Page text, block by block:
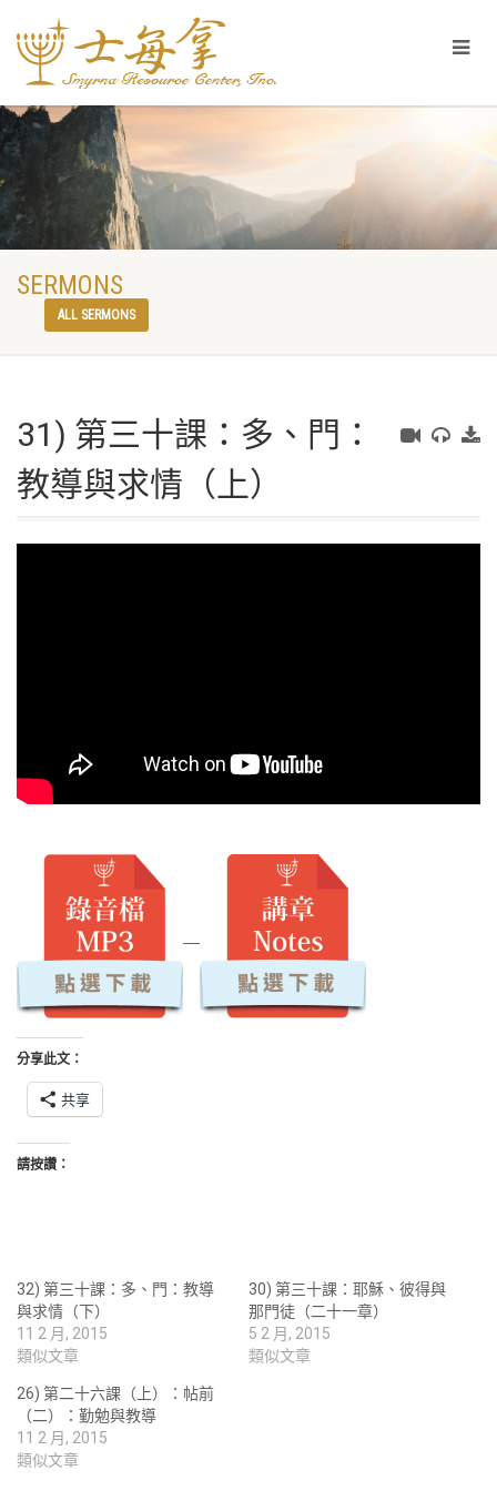
SERMONS
ALL SERMONS
31) 第三十課：多、門：
教導與求情（上）
分享此文：
共享
請按讚：
32) 第三十課：多、門：教導
與求情（下）
11 2 月, 2015
類似文章
30) 第三十課：耶穌、彼得與
那門徒（二十一章）
5 2 月, 2015
類似文章
26) 第二十六課（上）：帖前
（二）：勤勉與教導
11 2 月, 2015
類似文章